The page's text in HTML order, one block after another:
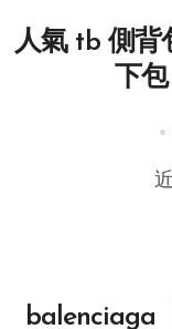
人氣 tb 側背
下
balenciaga